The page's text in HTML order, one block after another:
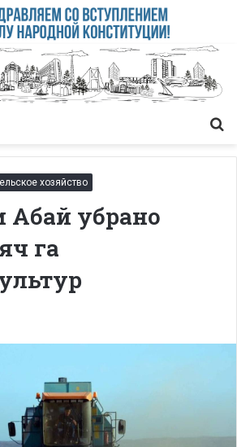
хозяйство
Абай убрано
га